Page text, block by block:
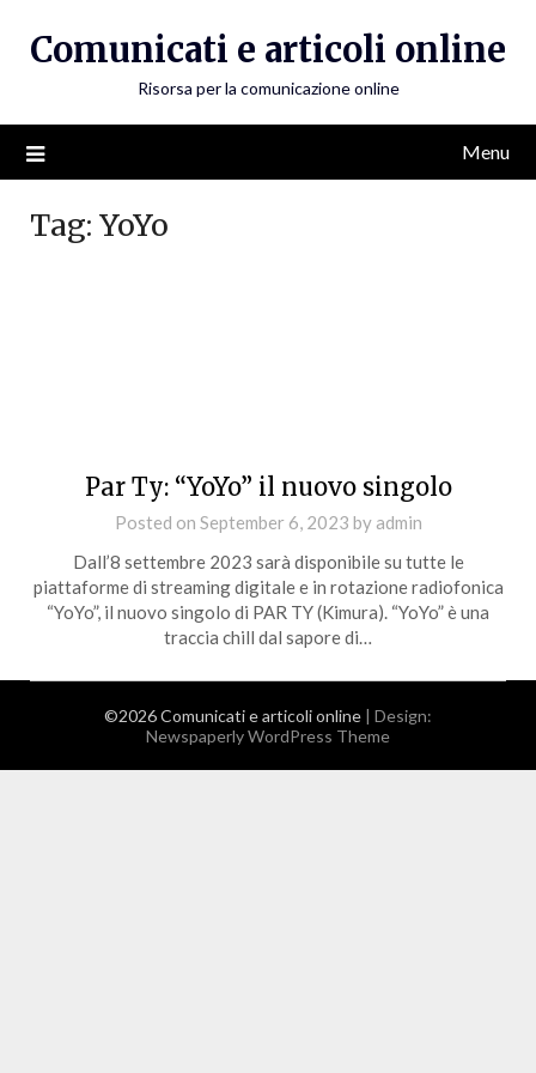
Comunicati e articoli online
Risorsa per la comunicazione online
Menu
Tag: YoYo
Par Ty: “YoYo” il nuovo singolo
Posted on September 6, 2023 by admin
Dall’8 settembre 2023 sarà disponibile su tutte le
piattaforme di streaming digitale e in rotazione radiofonica
“YoYo”, il nuovo singolo di PAR TY (Kimura). “YoYo” è una
traccia chill dal sapore di…
©2026 Comunicati e articoli online | Design:
Newspaperly WordPress Theme